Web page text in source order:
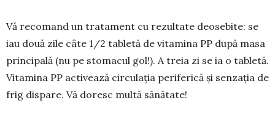
Vă recomand un tratament cu rezultate deose­bite: se
iau două zile câte 1/2 tabletă de vitamina PP după masa
principală (nu pe stomacul gol!). A treia zi se ia o tabletă.
Vitamina PP activează circulația periferică și senzația de
frig dispare. Vă doresc multă sănătate!